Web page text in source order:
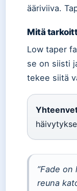
ääriviiva.
Mitä
Low taper
se on siisti
tekee siitä
”Fade
reuna